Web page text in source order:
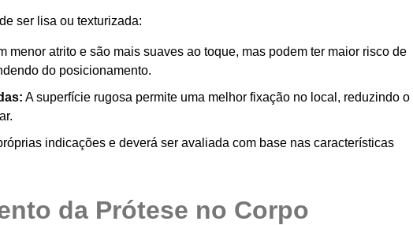
ser lisa ou texturizada:
menor atrito e são mais suaves ao toque, mas podem ter maior risco de
do posicionamento.
A superfície rugosa permite uma melhor fixação no local, reduzindo o
indicações e deverá ser avaliada com base nas características
da Prótese no Corpo